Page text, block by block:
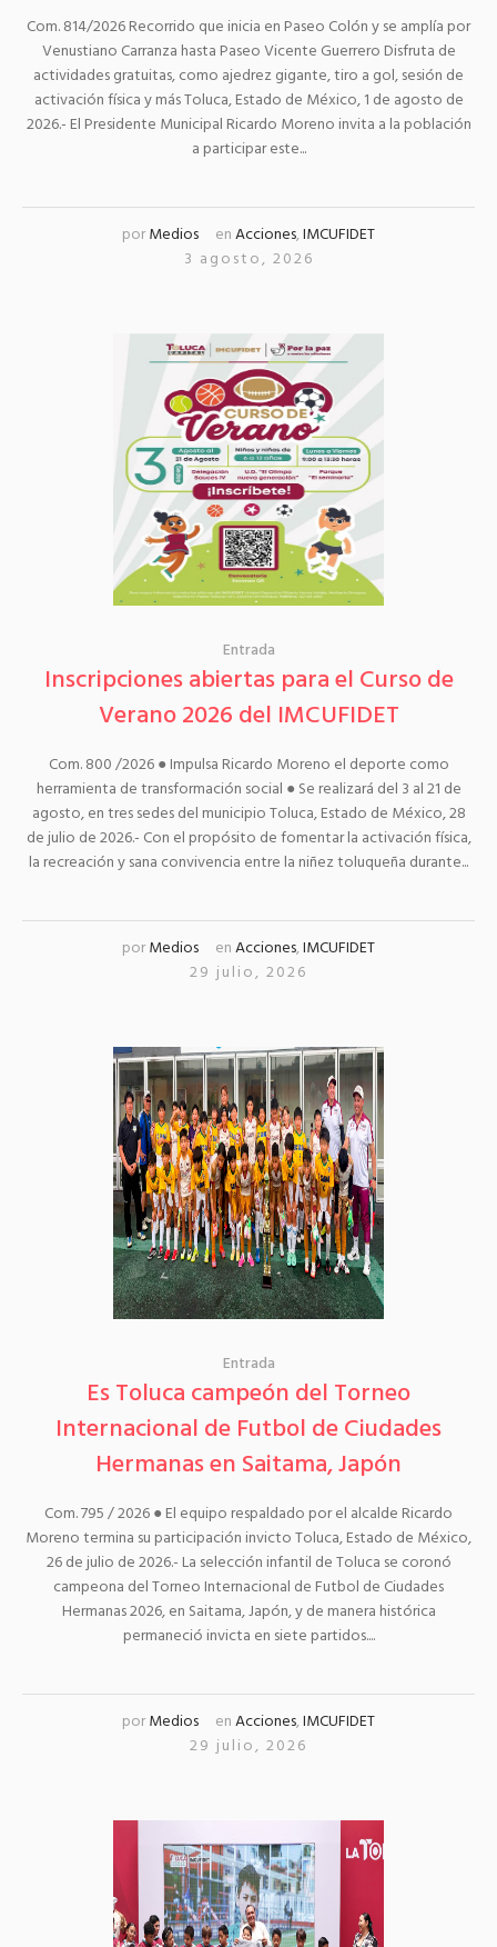
Com. 814/2026 Recorrido que inicia en Paseo Colón y se amplía por
Venustiano Carranza hasta Paseo Vicente Guerrero Disfruta de
actividades gratuitas, como ajedrez gigante, tiro a gol, sesión de
activación física y más Toluca, Estado de México, 1 de agosto de
2026.- El Presidente Municipal Ricardo Moreno invita a la población
a participar este...
porMedios enAcciones,IMCUFIDET
3 agosto, 2026
Entrada
Inscripciones abiertas para el Curso de
Verano 2026 del IMCUFIDET
Com. 800 /2026 ● Impulsa Ricardo Moreno el deporte como
herramienta de transformación social ● Se realizará del 3 al 21 de
agosto, en tres sedes del municipio Toluca, Estado de México, 28
de julio de 2026.- Con el propósito de fomentar la activación física,
la recreación y sana convivencia entre la niñez toluqueña durante...
porMedios enAcciones,IMCUFIDET
29 julio, 2026
Entrada
Es Toluca campeón del Torneo
Internacional de Futbol de Ciudades
Hermanas en Saitama, Japón
Com. 795 / 2026 ● El equipo respaldado por el alcalde Ricardo
Moreno termina su participación invicto Toluca, Estado de México,
26 de julio de 2026.- La selección infantil de Toluca se coronó
campeona del Torneo Internacional de Futbol de Ciudades
Hermanas 2026, en Saitama, Japón, y de manera histórica
permaneció invicta en siete partidos....
porMedios enAcciones,IMCUFIDET
29 julio, 2026